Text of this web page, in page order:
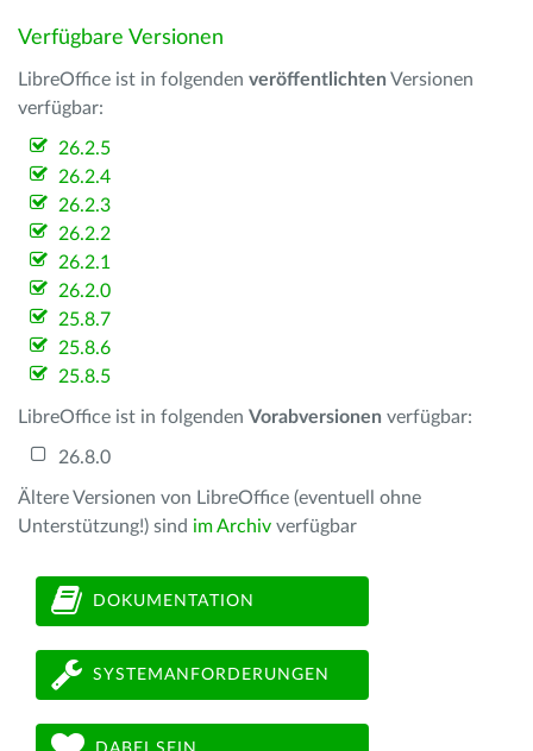
Verfügbare Versionen
LibreOffice ist in folgenden veröffentlichten Versionen
verfügbar:
26.2.5
26.2.4
26.2.3
26.2.2
26.2.1
26.2.0
25.8.7
25.8.6
25.8.5
LibreOffice ist in folgenden Vorabversionen verfügbar:
26.8.0
Ältere Versionen von LibreOffice (eventuell ohne
Unterstützung!) sind im Archiv verfügbar
DOKUMENTATION
SYSTEMANFORDERUNGEN